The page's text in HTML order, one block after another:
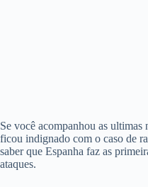
Se você acompanhou as
ficou indignado com o caso de
saber que Espanha faz as
ataques.